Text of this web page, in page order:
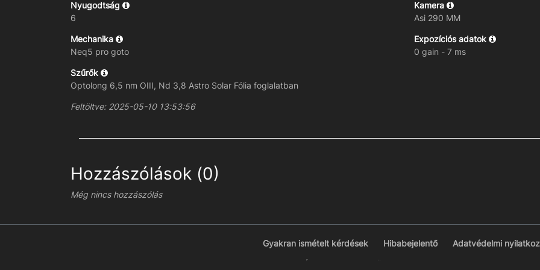
Nyugodtság
6
Kamera
Asi 290 MM
Mechanika
Neq5 pro goto
Expozíciós adatok
0 gain - 7 ms
Szűrők
Optolong 6,5 nm OIII, Nd 3,8 Astro Solar Fólia foglalatban
Feltöltve: 2025-05-10 13:53:56
Hozzászólások (0)
Még nincs hozzászólás
Gyakran ismételt kérdések Hibabejelentő Adatvédelmi